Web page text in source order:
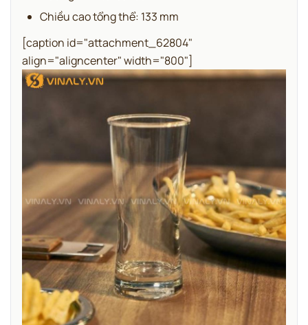
Chiều cao tổng thể: 133 mm
[caption id="attachment_62804"
align="aligncenter" width="800"]